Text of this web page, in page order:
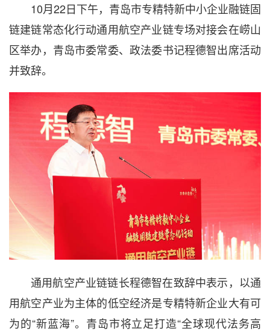
10月22日下午，青岛市专精特新中小企业融链固
链建链常态化行动通用航空产业链专场对接会在崂山
区举办，青岛市委常委、政法委书记程德智出席活动
并致辞。
通用航空产业链链长程德智在致辞中表示，以通
用航空产业为主体的低空经济是专精特新企业大有可
为的“新蓝海”。青岛市将立足打造“全球现代法务高